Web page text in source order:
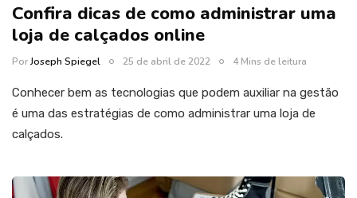
Confira dicas de como administrar uma
loja de calçados online
PorJoseph Spiegel 25 de abril de 2022 4 Mins de leitura
Conhecer bem as tecnologias que podem auxiliar na gestão
é uma das estratégias de como administrar uma loja de
calçados.